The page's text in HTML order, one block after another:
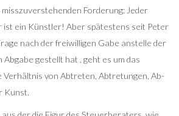
Forderung: Jeder
ein Künstler! Aber spätestens seit Peter
nach der freiwilligen Gabe anstelle der
Abgabe gestellt hat , geht es um das
Verhältnis von Abtreten, Abtretungen, Ab-
Kunst.